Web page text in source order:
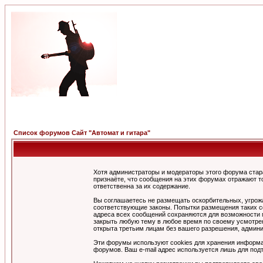
Список форумов Сайт "Автомат и гитара"
Хотя администраторы и модераторы этого форума
признаёте, что сообщения на этих форумах отражают
ответственна за их содержание.
Вы соглашаетесь не размещать оскорбительных,
соответствующие законы. Попытки размещения таких
адреса всех сообщений сохраняются для
закрыть любую тему в любое время по своему
открыта третьим лицам без вашего разрешения,
Эти форумы используют cookies для хранения
форумов. Ваш e-mail адрес используется лишь для